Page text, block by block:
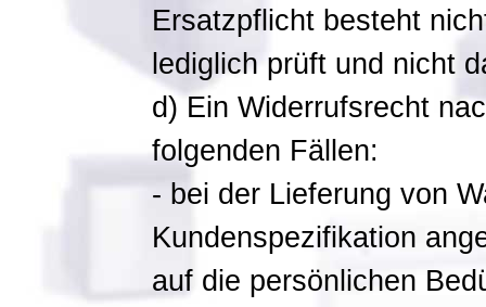
Ersatzpflicht besteht
lediglich prüft und nicht
d) Ein Widerrufsrecht
folgenden Fällen:
- bei der Lieferung von
Kundenspezifikation
auf die persönlichen